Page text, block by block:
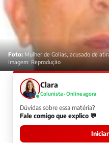
Foto: Mulher de Golias, acusado de
Imagem: Reprodução
Clara
Colunista · Online agora
Dúvidas sobre essa matéria?
Fale comigo que explico 💬